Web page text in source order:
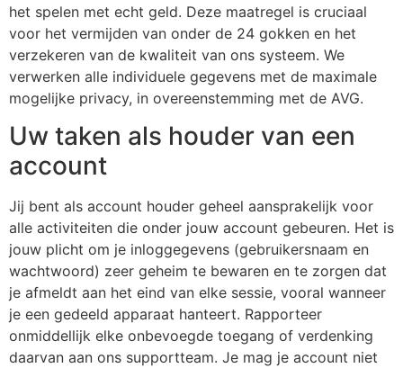
het spelen met echt geld. Deze maatregel is cruciaal
voor het vermijden van onder de 24 gokken en het
verzekeren van de kwaliteit van ons systeem. We
verwerken alle individuele gegevens met de maximale
mogelijke privacy, in overeenstemming met de AVG.
Uw taken als houder van een
account
Jij bent als account houder geheel aansprakelijk voor
alle activiteiten die onder jouw account gebeuren. Het is
jouw plicht om je inloggegevens (gebruikersnaam en
wachtwoord) zeer geheim te bewaren en te zorgen dat
je afmeldt aan het eind van elke sessie, vooral wanneer
je een gedeeld apparaat hanteert. Rapporteer
onmiddellijk elke onbevoegde toegang of verdenking
daarvan aan ons supportteam. Je mag je account niet